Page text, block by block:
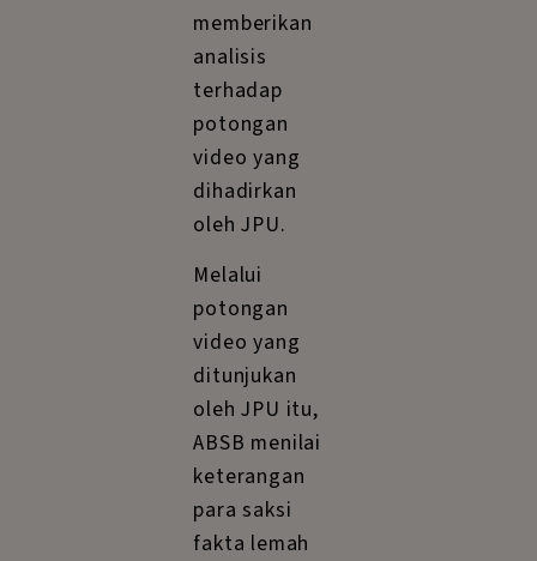
memberikan
analisis
terhadap
potongan
video yang
dihadirkan
oleh JPU.
Melalui
potongan
video yang
ditunjukan
oleh JPU itu,
ABSB menilai
keterangan
para saksi
fakta lemah